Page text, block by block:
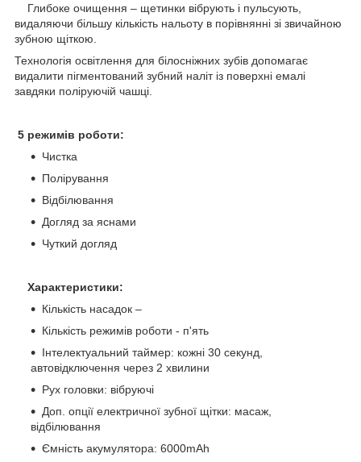
Глибоке очищення – щетинки вібрують і пульсують,
видаляючи більшу кількість нальоту в порівнянні зі звичайною
зубною щіткою.
Технологія освітлення для білосніжних зубів допомагає
видалити пігментований зубний наліт із поверхні емалі
завдяки поліруючій чашці.
5 режимів роботи:
Чистка
Полірування
Відбілювання
Догляд за яснами
Чуткий догляд
Характеристики:
Кількість насадок –
Кількість режимів роботи - п'ять
Інтелектуальний таймер: кожні 30 секунд,
автовідключення через 2 хвилини
Рух головки: вібруючі
Доп. опції електричної зубної щітки: масаж,
відбілювання
Ємність акумулятора: 6000mAh